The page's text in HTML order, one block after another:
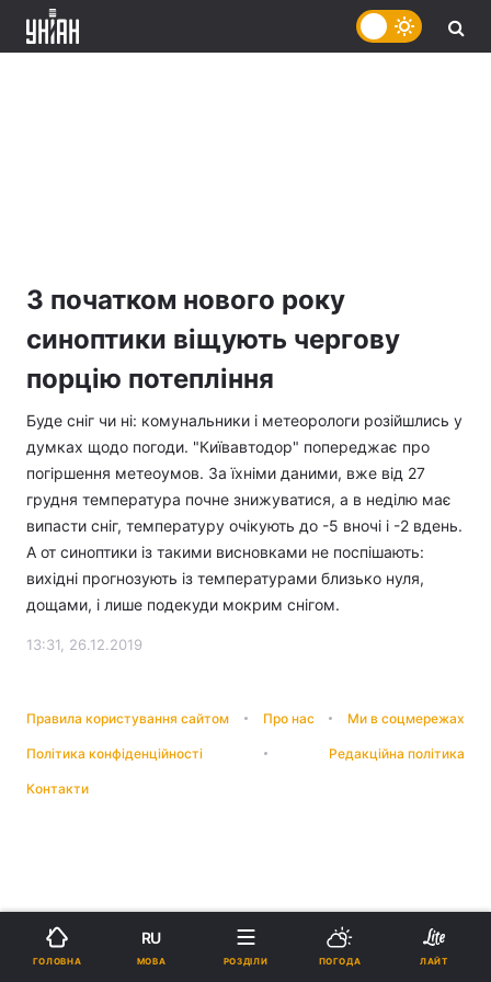
З початком нового року
синоптики віщують чергову
порцію потепління
Буде сніг чи ні: комунальники і метеорологи розійшлись у
думках щодо погоди. "Київавтодор" попереджає про
погіршення метеоумов. За їхніми даними, вже від 27
грудня температура почне знижуватися, а в неділю має
випасти сніг, температуру очікують до -5 вночі і -2 вдень.
А от синоптики із такими висновками не поспішають:
вихідні прогнозують із температурами близько нуля,
дощами, і лише подекуди мокрим снігом.
13:31, 26.12.2019
Правила користування сайтом Про нас Ми в соцмережах
Політика конфіденційності Редакційна політика
Контакти
ГОЛОВНА
RU
МОВА РОЗДІЛИ ПОГОДА ЛАЙТ